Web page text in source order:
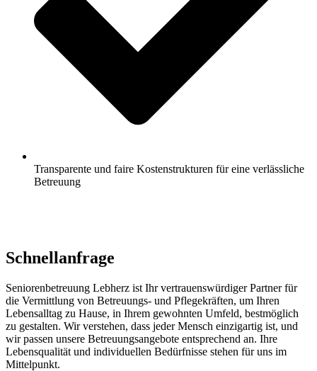
Transparente und faire Kostenstrukturen für eine verlässliche
Betreuung
Schnell­anfrage
Seniorenbetreuung Lebherz ist Ihr vertrauenswürdiger Partner für
die Vermittlung von Betreuungs- und Pflegekräften, um Ihren
Lebensalltag zu Hause, in Ihrem gewohnten Umfeld, bestmöglich
zu gestalten. Wir verstehen, dass jeder Mensch einzigartig ist, und
wir passen unsere Betreuungsangebote entsprechend an. Ihre
Lebensqualität und individuellen Bedürfnisse stehen für uns im
Mittelpunkt.